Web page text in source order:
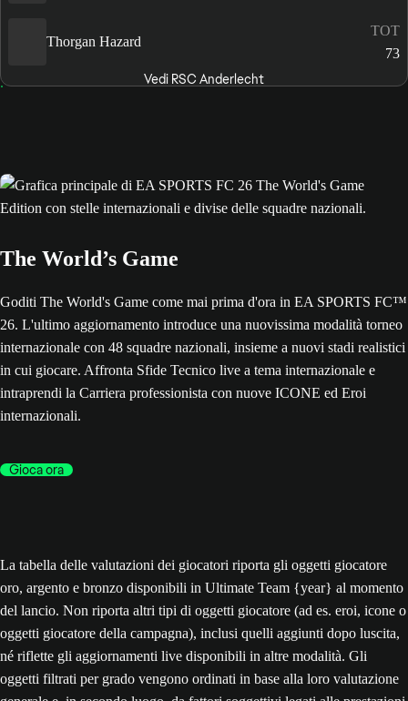
Thorgan Hazard
TOT
73
Vedi RSC Anderlecht
The World’s Game
Goditi The World's Game come mai prima d'ora in EA SPORTS FC™
26. L'ultimo aggiornamento introduce una nuovissima modalità torneo
internazionale con 48 squadre nazionali, insieme a nuovi stadi realistici
in cui giocare. Affronta Sfide Tecnico live a tema internazionale e
intraprendi la Carriera professionista con nuove ICONE ed Eroi
internazionali.
Gioca ora
La tabella delle valutazioni dei giocatori riporta gli oggetti giocatore
oro, argento e bronzo disponibili in Ultimate Team {year} al momento
del lancio. Non riporta altri tipi di oggetti giocatore (ad es. eroi, icone o
oggetti giocatore della campagna), inclusi quelli aggiunti dopo luscita,
né riflette gli aggiornamenti live disponibili in altre modalità. Gli
oggetti filtrati per grado vengono ordinati in base alla loro valutazione